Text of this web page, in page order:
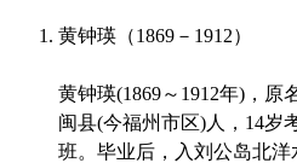
黄钟瑛 （1869－1912）
黄钟瑛(1869～1912年)，原
闽县(今福州市区)人，14岁
班。毕业后，入刘公岛北洋